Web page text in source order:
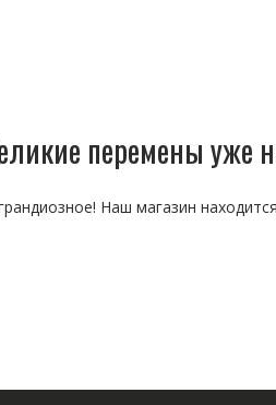
перемены уже
Наш магазин